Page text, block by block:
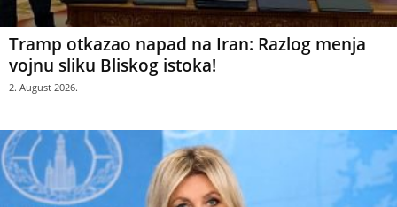
Tramp otkazao napad na Iran: Razlog menja
vojnu sliku Bliskog istoka!
2. August 2026.